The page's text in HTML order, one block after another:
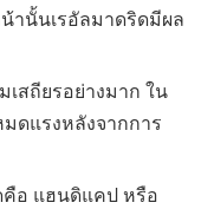
านั้นเรอัลมาดริดมีผล
สถียรอย่างมาก ใน
แรงหลังจากการ
คือ แฮนดิแคป หรือ